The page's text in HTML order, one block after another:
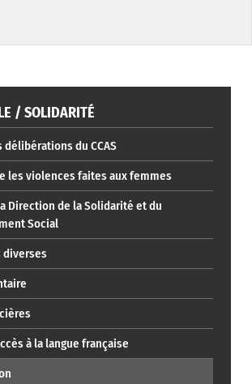
/ SOLIDARITÉ
délibérations du CCAS
les violences faites aux femmes
Direction de la Solidarité et du
Social
diverses
à la langue française